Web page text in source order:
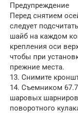
Предупреждение
Перед снятием
следует
шайб на каждом
крепления оси
чтобы при
прежние места.
13. Снимите
14. Съемником
шаровых
поворотного